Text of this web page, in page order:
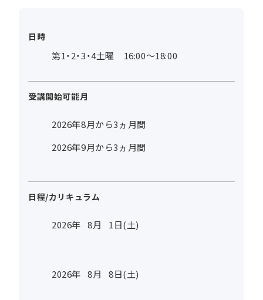
日時
第1・2・3・4土曜 16:00～18:00
受講開始可能月
2026年8月から3ヵ月間
2026年9月から3ヵ月間
日程/カリキュラム
2026年 8月 1日(土)
2026年 8月 8日(土)